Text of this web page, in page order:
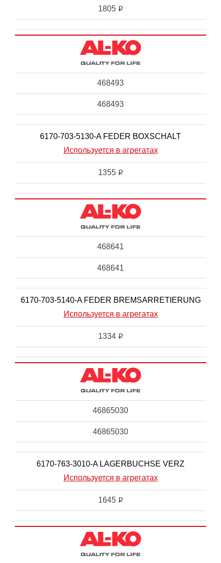
1805 i
468493
468493
6170-703-5130-A FEDER BOXSCHALT
Используется в агрегатах
1355 i
468641
468641
6170-703-5140-A FEDER BREMSARRETIERUNG
Используется в агрегатах
1334 i
46865030
46865030
6170-763-3010-A LAGERBUCHSE VERZ
Используется в агрегатах
1645 i